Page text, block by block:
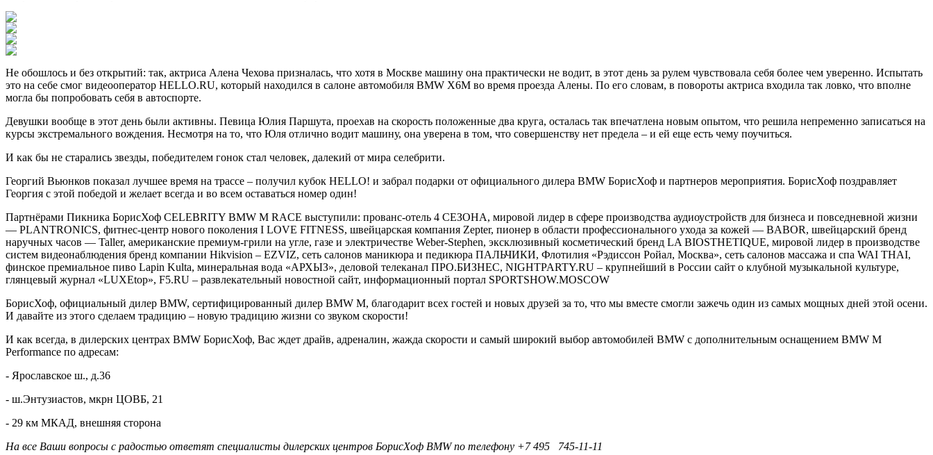
Не обошлось и без открытий: так, актриса Алена Чехова призналась, что хотя в Москве машину она практически не водит, в этот день за рулем чувствовала себя более чем уверенно. Испытать
это на себе смог видеооператор HELLO.RU, который находился в салоне автомобиля BMW X6M во время проезда Алены. По его словам, в повороты актриса входила так ловко, что вполне
могла бы попробовать себя в автоспорте.
Девушки вообще в этот день были активны. Певица Юлия Паршута, проехав на скорость положенные два круга, осталась так впечатлена новым опытом, что решила непременно записаться на
курсы экстремального вождения. Несмотря на то, что Юля отлично водит машину, она уверена в том, что совершенству нет предела – и ей еще есть чему поучиться.
И как бы не старались звезды, победителем гонок стал человек, далекий от мира селебрити.
Георгий Вьюнков показал лучшее время на трассе – получил кубок HELLO! и забрал подарки от официального дилера BMW БорисХоф и партнеров мероприятия. БорисХоф поздравляет
Георгия с этой победой и желает всегда и во всем оставаться номер один!
Партнёрами Пикника БорисХоф CELEBRITY BMW M RACE выступили: прованс-отель 4 СЕЗОНА, мировой лидер в сфере производства аудиоустройств для бизнеса и повседневной жизни
— PLANTRONICS, фитнес-центр нового поколения I LOVE FITNESS, швейцарская компания Zepter, пионер в области профессионального ухода за кожей — BABOR, швейцарский бренд
наручных часов — Taller, американские премиум-грили на угле, газе и электричестве Weber-Stephen, эксклюзивный косметический бренд LA BIOSTHETIQUE, мировой лидер в производстве
систем видеонаблюдения бренд компании Hikvision – EZVIZ, cеть салонов маникюра и педикюра ПАЛЬЧИКИ, Флотилия «Рэдиссон Ройал, Москва», сеть салонов массажа и спа WAI THAI,
финское премиальное пиво Lapin Kulta, минеральная вода «АРХЫЗ», деловой телеканал ПРО.БИЗНЕС, NIGHTPARTY.RU – крупнейший в России сайт о клубной музыкальной культуре,
глянцевый журнал «LUXEtop», F5.RU – развлекательный новостной сайт, информационный портал SPORTSHOW.MOSCOW
БорисХоф, официальный дилер BMW, сертифицированный дилер BMW M, благодарит всех гостей и новых друзей за то, что мы вместе смогли зажечь один из самых мощных дней этой осени.
И давайте из этого сделаем традицию – новую традицию жизни со звуком скорости!
И как всегда, в дилерских центрах BMW БорисХоф, Вас ждет драйв, адреналин, жажда скорости и самый широкий выбор автомобилей BMW с дополнительным оснащением BMW M
Performance по адресам:
- Ярославское ш., д.36
- ш.Энтузиастов, мкрн ЦОВБ, 21
- 29 км МКАД, внешняя сторона
На все Ваши вопросы с радостью ответят специалисты дилерских центров БорисХоф BMW по телефону +7 495 745-11-11